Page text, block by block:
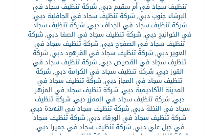
تنظيف سجاد في أم سقيم دبي,شركة تنظيف سجاد في
البرشاء جنوب دبي,شركة تنظيف سجاد في الجافلية دبي,
شركة تنظيف سجاد في الجداف دبي,شركة تنظيف سجاد
في الخوانيج دبي,شركة تنظيف سجاد في الصفا دبي,شركة
تنظيف سجاد في الصفوح دبي,شركة تنظيف سجاد في
العوير دبي,شركة تنظيف سجاد في القرهود دبي,شركة
تنظيف سجاد في القصيص دبي,شركة تنظيف سجاد في
القوز دبي,شركة تنظيف سجاد في الكرامة دبي,شركة
تنظيف سجاد في المجاز دبي,شركة تنظيف سجاد في
المدينة الأكاديمية دبي,شركة تنظيف سجاد في المزهر
دبي,شركة تنظيف سجاد في الممزر دبي,شركة تنظيف
سجاد في النخلة دبي,شركة تنظيف سجاد في النهدة دبي,
شركة تنظيف سجاد في الورقاء دبي,شركة تنظيف سجاد
في جبل علي دبي,شركة تنظيف سجاد في جميرا دبي,